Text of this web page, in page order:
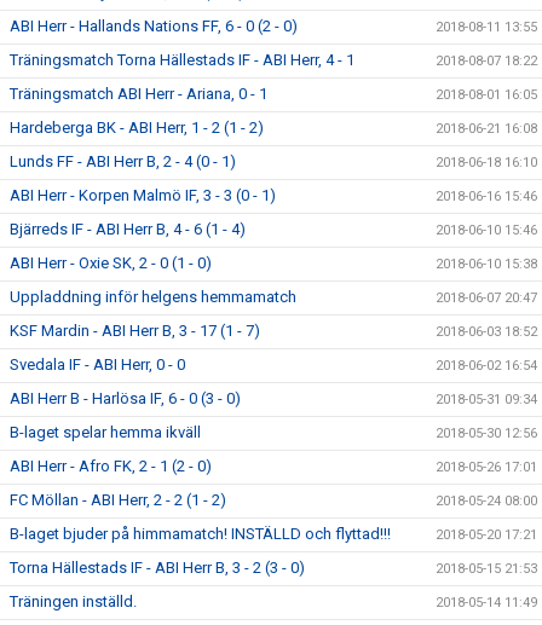
ABI Herr - Hallands Nations FF, 6 - 0 (2 - 0) 2018-08-11 13:55
Träningsmatch Torna Hällestads IF - ABI Herr, 4 - 1 2018-08-07 18:22
Träningsmatch ABI Herr - Ariana, 0 - 1 2018-08-01 16:05
Hardeberga BK - ABI Herr, 1 - 2 (1 - 2) 2018-06-21 16:08
Lunds FF - ABI Herr B, 2 - 4 (0 - 1) 2018-06-18 16:10
ABI Herr - Korpen Malmö IF, 3 - 3 (0 - 1) 2018-06-16 15:46
Bjärreds IF - ABI Herr B, 4 - 6 (1 - 4) 2018-06-10 15:46
ABI Herr - Oxie SK, 2 - 0 (1 - 0) 2018-06-10 15:38
Uppladdning inför helgens hemmamatch 2018-06-07 20:47
KSF Mardin - ABI Herr B, 3 - 17 (1 - 7) 2018-06-03 18:52
Svedala IF - ABI Herr, 0 - 0 2018-06-02 16:54
ABI Herr B - Harlösa IF, 6 - 0 (3 - 0) 2018-05-31 09:34
B-laget spelar hemma ikväll 2018-05-30 12:56
ABI Herr - Afro FK, 2 - 1 (2 - 0) 2018-05-26 17:01
FC Möllan - ABI Herr, 2 - 2 (1 - 2) 2018-05-24 08:00
B-laget bjuder på himmamatch! INSTÄLLD och flyttad!!! 2018-05-20 17:21
Torna Hällestads IF - ABI Herr B, 3 - 2 (3 - 0) 2018-05-15 21:53
Träningen inställd. 2018-05-14 11:49